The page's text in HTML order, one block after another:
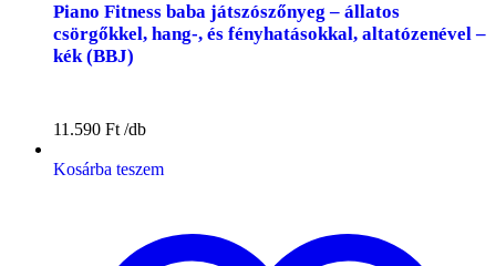
Piano Fitness baba játszószőnyeg – állatos
csörgőkkel, hang-, és fényhatásokkal, altatózenével –
kék (BBJ)
11.590 Ft
Kosárba teszem